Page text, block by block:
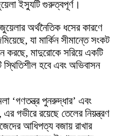
ইস্যুটি গুরুত্বপূর্ণ।
অর্থনৈতিক ধসের কারণে
যা মার্কিন সীমান্তে সংকট
করছে, মাদুরোকে সরিয়ে একটি
স্থিতিশীল হবে এবং অভিবাসন
‘গণতন্ত্র পুনরুদ্ধার’ এবং
গভীরে রয়েছে তেলের নিয়ন্ত্রণ
আধিপত্য বজায় রাখার